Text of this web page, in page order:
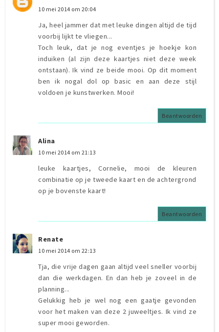
10 mei 2014 om 20:04
Ja, heel jammer dat met leuke dingen altijd de tijd
voorbij lijkt te vliegen...
Toch leuk, dat je nog eventjes je hoekje kon
induiken (al zijn deze kaartjes niet deze week
ontstaan). Ik vind ze beide mooi. Op dit moment
ben ik nogal dol op basic en aan deze stijl
voldoen je kunstwerken. Mooi!
Beantwoorden
Alina
10 mei 2014 om 21:13
leuke kaartjes, Cornelie, mooi de kleuren
combinatie op je tweede kaart en de achtergrond
op je bovenste kaart!
Beantwoorden
Renate
10 mei 2014 om 22:13
Tja, die vrije dagen gaan altijd veel sneller voorbij
dan die werkdagen. En dan heb je zoveel in de
planning...
Gelukkig heb je wel nog een gaatje gevonden
voor het maken van deze 2 juweeltjes. Ik vind ze
super mooi geworden.